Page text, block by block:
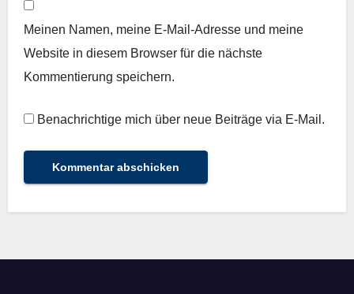
Meinen Namen, meine E-Mail-Adresse und meine
Website in diesem Browser für die nächste
Kommentierung speichern.
Benachrichtige mich über neue Beiträge via E-Mail.